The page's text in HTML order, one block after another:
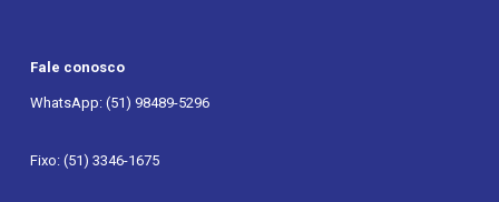
Fale conosco
WhatsApp: (51) 98489-5296
Fixo: (51) 3346-1675